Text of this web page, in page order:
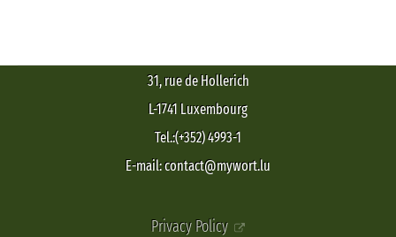
31, rue de Hollerich
L-1741 Luxembourg
Tel.:(+352) 4993-1
E-mail: contact@mywort.lu
Privacy Policy